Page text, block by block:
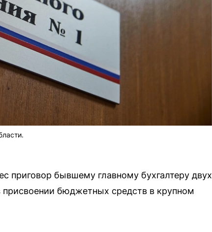
приговор бывшему главному бухгалтеру двух
присвоении бюджетных средств в крупном